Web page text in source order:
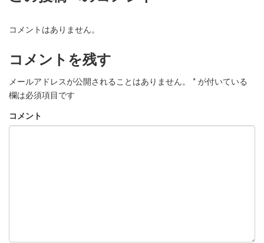
コメントはありません。
コメントを残す
メールアドレスが公開されることはありません。 * が付いている
欄は必須項目です
コメント